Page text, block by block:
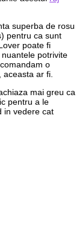
superba de rosu
pentru ca sunt
poate fi
potrivite
o
ar fi.
mai greu ca
pentru a le
in vedere cat